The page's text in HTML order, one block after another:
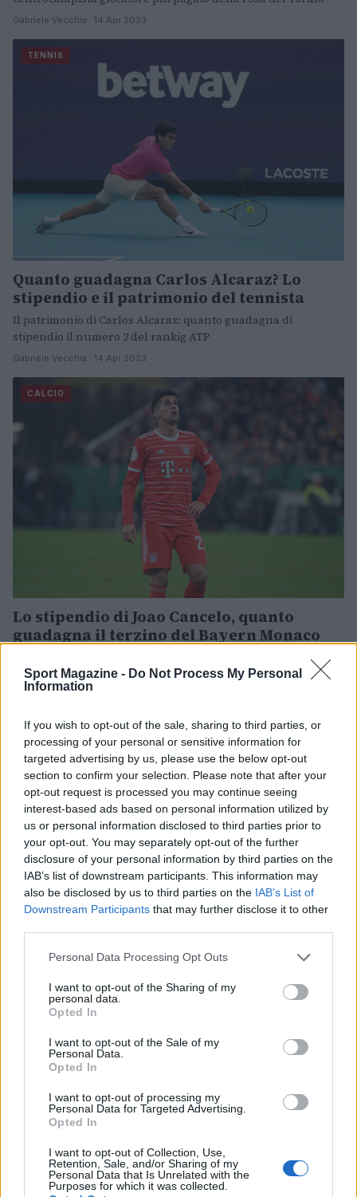
Sport Magazine - Do Not Process My Personal
Information
If you wish to opt-out of the sale, sharing to third parties, or
processing of your personal or sensitive information for
targeted advertising by us, please use the below opt-out
section to confirm your selection. Please note that after your
opt-out request is processed you may continue seeing
interest-based ads based on personal information utilized by
us or personal information disclosed to third parties prior to
your opt-out. You may separately opt-out of the further
disclosure of your personal information by third parties on the
IAB’s list of downstream participants. This information may
also be disclosed by us to third parties on the IAB’s List of
Downstream Participants that may further disclose it to other
Please note that this website/app uses one or more Google
not limited to your visit or usage behaviour. You may click to
grant or deny consent to Google and its third-party tags to
use your data for below specified purposes in below Google
consent section.
Personal Data Processing Opt Outs
I want to opt-out of the Sharing of my
personal data.
Opted In
I want to opt-out of the Sale of my
Personal Data.
Opted In
I want to opt-out of processing my
Personal Data for Targeted Advertising.
Opted In
I want to opt-out of Collection, Use,
Retention, Sale, and/or Sharing of my
Personal Data that Is Unrelated with the
Purposes for which it was collected.
Gabriele Vecchia · 14 Apr 2023
TENNIS
Quanto guadagna Carlos Alcaraz? Lo
stipendio e il patrimonio del tennista
Il patrimonio di Carlos Alcaraz: quanto guadagna di
stipendio il numero 2 del rankig ATP
Gabriele Vecchia · 14 Apr 2023
CALCIO
Lo stipendio di Joao Cancelo, quanto
guadagna il terzino del Bayern Monaco
Cancelo: lo stipendio ed il valore del giocatore portoghese
CALCIO
Quanto ha guadagnato Esteban
e patrimonio del giocatore
Il patrimonio costruito da Esteban Cambiasso durante la sua
Gabriele Vecchia · 12 Apr 2023